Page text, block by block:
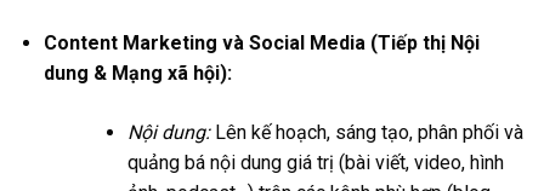
Content Marketing và Social Media (Tiếp thị Nội
dung & Mạng xã hội):
Nội dung:Lên kế hoạch, sáng tạo, phân phối và
quảng bá nội dung giá trị (bài viết, video, hình